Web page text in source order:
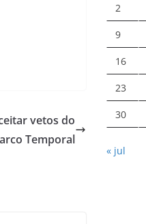
vetos do
Temporal
2
9
16
23
30
« jul